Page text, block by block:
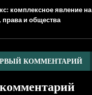
комплексное явление на
и общества
КОММЕНТАРИЙ